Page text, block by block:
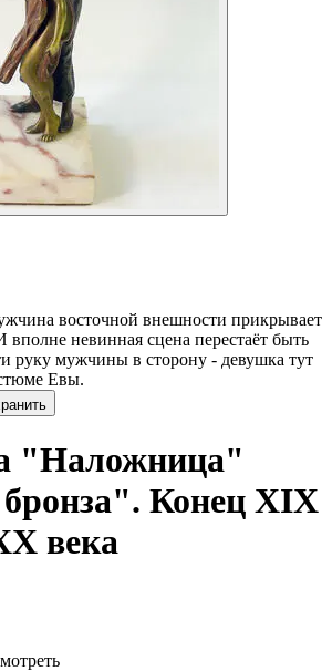
восточной внешности прикрывает
невинная сцена перестаёт быть
руку мужчины в сторону - девушка тут
Евы.
"Наложница"
Конец XIX
века